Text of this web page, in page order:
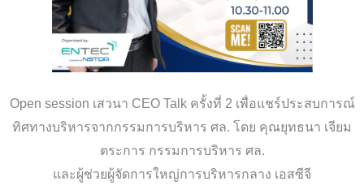
Open session เสวนา CEO Talk ครั้งที่ 2 เพื่อแชร์ประสบการณ์
ทิศทางบริหารจากกรรมการบริหาร ศล. โดย คุณยุทธนา เจียม
ตระการ กรรมการบริหาร ศล.
และผู้ช่วยผู้จัดการใหญ่การบริหารกลาง เอสซีจี